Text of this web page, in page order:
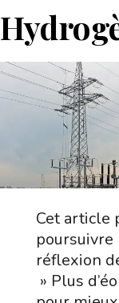
Cet article
poursuivre
réflexion
» Plus